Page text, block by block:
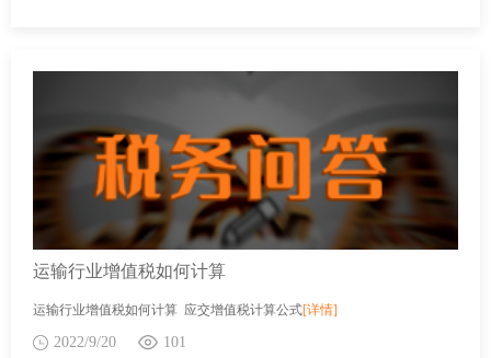
运输行业增值税如何计算
运输行业增值税如何计算 应交增值税计算公式[详情]
2022/9/20 101